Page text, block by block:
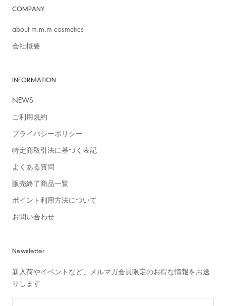
＞詳細はこちら
COMPANY
about m.m.m cosmetics
会社概要
INFORMATION
NEWS
ご利用規約
プライバシーポリシー
特定商取引法に基づく表記
よくある質問
販売終了商品一覧
ポイント利用方法について
お問い合わせ
Newsletter
新入荷やイベントなど、メルマガ会員限定のお得な情報をお送
りします